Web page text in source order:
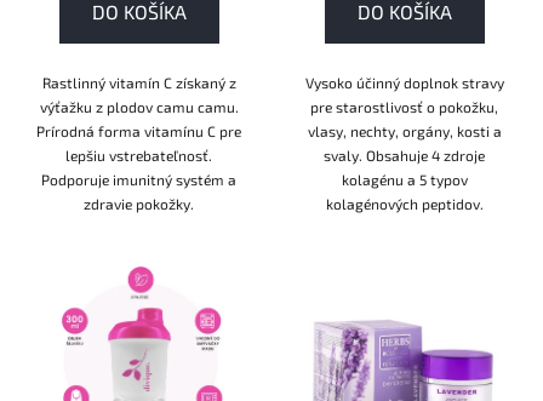
DO KOŠÍKA
Rastlinný vitamín C získaný z
výťažku z plodov camu camu.
Prírodná forma vitamínu C pre
lepšiu vstrebateľnosť.
Podporuje imunitný systém a
zdravie pokožky.
DO KOŠÍKA
Vysoko účinný doplnok stravy
pre starostlivosť o pokožku,
vlasy, nechty, orgány, kosti a
svaly. Obsahuje 4 zdroje
kolagénu a 5 typov
kolagénových peptidov.